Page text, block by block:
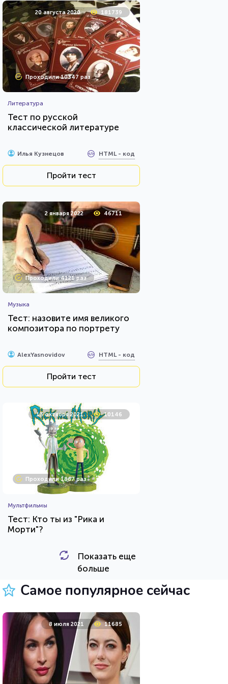
20 августа 2020 181739
Проходили 10347 раз
Литература
Тест по русской
классической литературе
Илья Кузнецов HTML - код
Пройти тест
2 января 2022 46711
Проходили 4121 раз
Музыка
Тест: назовите имя великого
композитора по портрету
AlexYasnovidov HTML - код
Пройти тест
13 октября 2021 10146
Проходили 1867 раз
Мультфильмы
Тест: Кто ты из "Рика и
Морти"?
HTML - код
8 апреля 2021
Проходили 11748 раз
Показать еще
больше
Самое популярное сейчас
8 июля 2021 11685